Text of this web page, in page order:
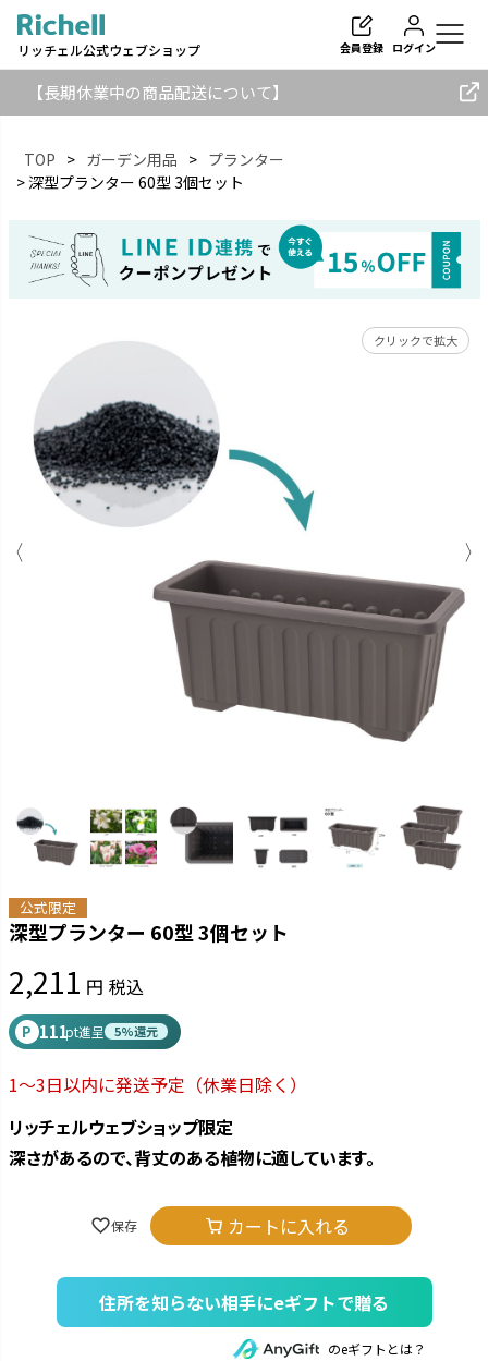
リッチェル公式ウェブショップ 会員登録 ログイン
【長期休業中の商品配送について】
TOP ガーデン用品
プランター
深型プランター 60型 3個セット
クリックで拡大
公式限定
深型プランター 60型 3個セット
2,211 税込
P 111pt進呈 5%還元
1～3日以内に発送予定 （休業日除く）
リッチェルウェブショップ限定
深さがあるので、背丈のある植物に適しています。
カートに入れる
住所を知らない相手にeギフトで贈る
のeギフトとは？